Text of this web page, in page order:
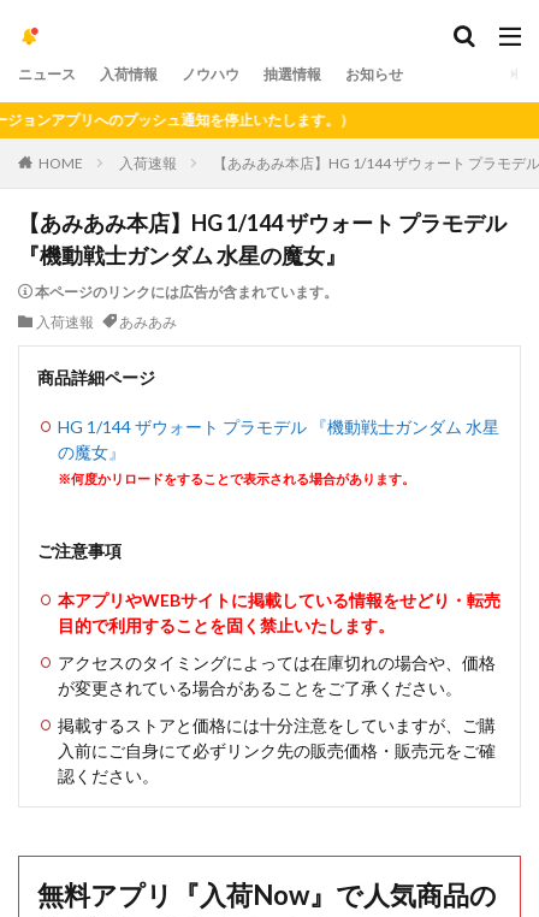
ニュース 入荷情報 ノウハウ 抽選情報 お知らせ
プリへのプッシュ通知を停止いたします。）
HOME 入荷速報 【あみあみ本店】HG 1/144 ザウォート プラモデ
【あみあみ本店】HG 1/144 ザウォート プラモデル
『機動戦士ガンダム 水星の魔女』
本ページのリンクには広告が含まれています。
入荷速報
あみあみ
商品詳細ページ
HG 1/144 ザウォート プラモデル 『機動戦士ガンダム 水星
の魔女』
※何度かリロードをすることで表示される場合があります。
ご注意事項
本アプリやWEBサイトに掲載している情報をせどり・転売
目的で利用することを固く禁止いたします。
アクセスのタイミングによっては在庫切れの場合や、価格
が変更されている場合があることをご了承ください。
掲載するストアと価格には十分注意をしていますが、ご購
入前にご自身にて必ずリンク先の販売価格・販売元をご確
認ください。
無料アプリ『入荷Now』で人気商品の